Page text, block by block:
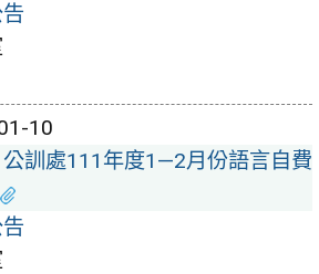
10
公訓處111年度1—2月份語言自費